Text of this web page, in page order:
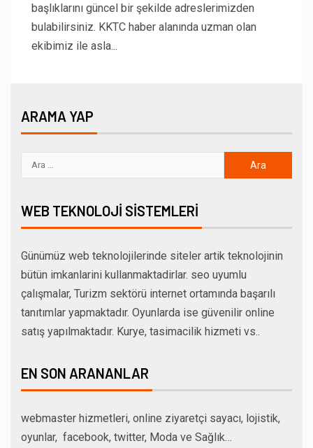
başlıklarını güncel bir şekilde adreslerimizden
bulabilirsiniz. KKTC haber alanında uzman olan
ekibimiz ile asla...
ARAMA YAP
WEB TEKNOLOJI SISTEMLERI
Günümüz web teknolojilerinde siteler artik teknolojinin
bütün imkanlarini kullanmaktadirlar. seo uyumlu
çalışmalar, Turizm sektörü internet ortamında başarılı
tanıtımlar yapmaktadır. Oyunlarda ise güvenilir online
satış yapılmaktadır. Kurye, tasimacilik hizmeti vs..
EN SON ARANANLAR
webmaster hizmetleri, online ziyaretçi sayacı, lojistik,
oyunlar, facebook, twitter, Moda ve Sağlık…